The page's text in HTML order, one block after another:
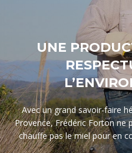
UNE
Avec un grand savoir-faire
Provence, Frédéric Forton ne
chauffe pas le miel pour en